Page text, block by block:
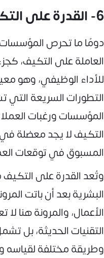
6- القدرة على التكيف
دومًا ما تحرص
العاملة على التكيف،
للأداء الوظيفي، وهو
التطورات السريعة
المؤسسات ورغبات
التكيف لا يجد معضلة في
المسبوق في توقعات
وتُعد القدرة على التكيف
البشرية بعد أن باتت
الأعمال، والمرونة هنا
التقنيات الحديثة، بل
وطريقة مختلفة